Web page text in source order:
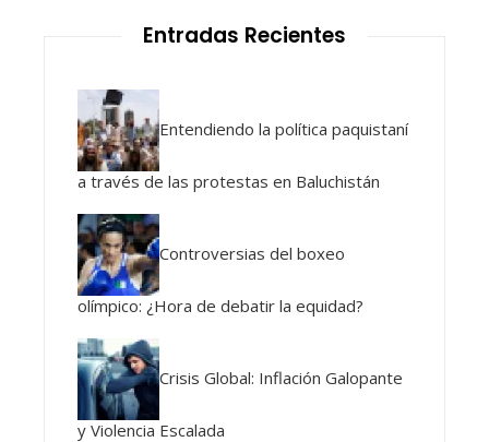
Entradas Recientes
Entendiendo la política paquistaní
a través de las protestas en Baluchistán
Controversias del boxeo
olímpico: ¿Hora de debatir la equidad?
Crisis Global: Inflación Galopante
y Violencia Escalada